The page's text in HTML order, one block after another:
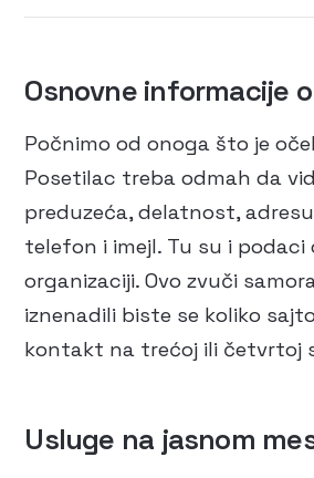
Osnovne informacije
Počnimo od onoga što je
Posetilac treba odmah da
preduzeća, delatnost,
telefon i imejl. Tu su i
organizaciji. Ovo zvuči
iznenadili biste se koliko
kontakt na trećoj ili četvrtoj
Usluge na jasnom